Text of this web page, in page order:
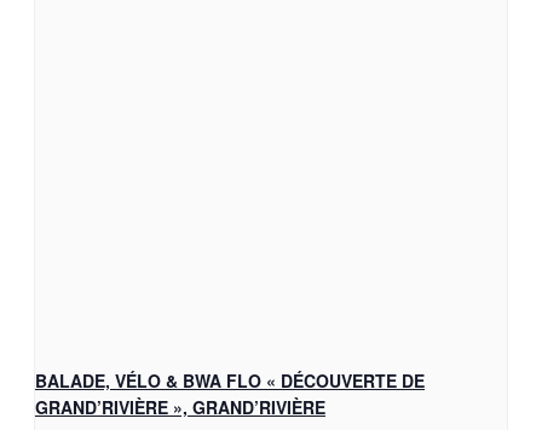
BALADE, VÉLO & BWA FLO « DÉCOUVERTE DE
GRAND’RIVIÈRE », GRAND’RIVIÈRE